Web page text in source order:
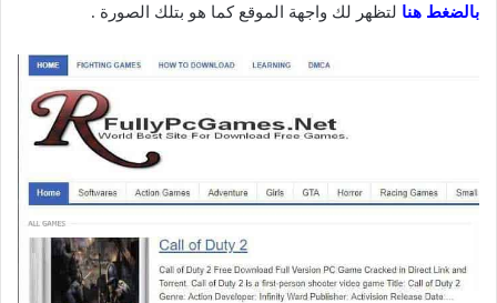
بالضغط هنا لتظهر لك واجهة الموقع كما هو بتلك الصورة .